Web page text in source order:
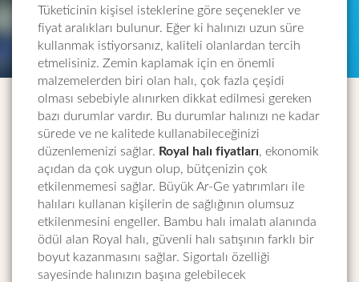
Tüketicinin kişisel isteklerine göre seçenekler ve
fiyat aralıkları bulunur. Eğer ki halınızı uzun süre
kullanmak istiyorsanız, kaliteli olanlardan tercih
etmelisiniz. Zemin kaplamak için en önemli
malzemelerden biri olan halı, çok fazla çeşidi
olması sebebiyle alınırken dikkat edilmesi gereken
bazı durumlar vardır. Bu durumlar halınızı ne kadar
sürede ve ne kalitede kullanabileceğinizi
düzenlemenizi sağlar. Royal halı fiyatları, ekonomik
açıdan da çok uygun olup, bütçenizin çok
etkilenmemesi sağlar. Büyük Ar-Ge yatırımları ile
halıları kullanan kişilerin de sağlığının olumsuz
etkilenmesini engeller. Bambu halı imalatı alanında
ödül alan Royal halı, güvenli halı satışının farklı bir
boyut kazanmasını sağlar. Sigortalı özelliği
sayesinde halınızın başına gelebilecek